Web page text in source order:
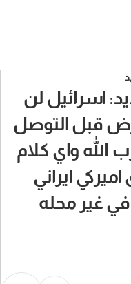
اسرائيل لن
قبل التوصل
الله واي كلام
ايراني
غير محله